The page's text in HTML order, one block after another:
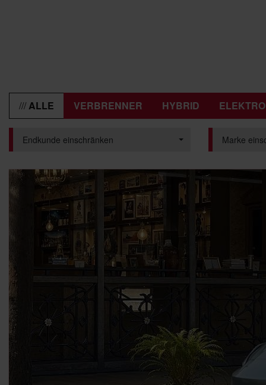
ALLE VERBRENNER HYBRID ELEKTRO
Endkunde einschränken Marke